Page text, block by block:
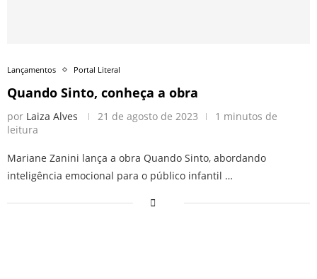
Lançamentos Portal Literal
Quando Sinto, conheça a obra
por Laiza Alves 21 de agosto de 2023
1 minutos de
leitura
Mariane Zanini lança a obra Quando Sinto, abordando
inteligência emocional para o público infantil …